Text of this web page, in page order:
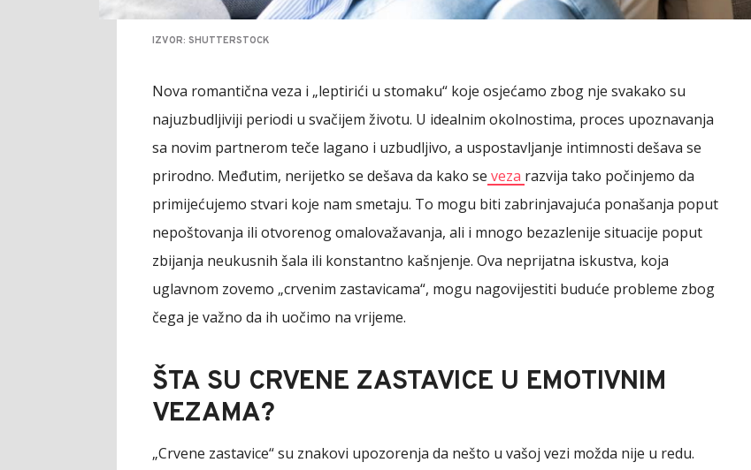
IZVOR: SHUTTERSTOCK
Nova romantična veza i „leptirići u stomaku“ koje osjećamo zbog nje svakako su
najuzbudljiviji periodi u svačijem životu. U idealnim okolnostima, proces upoznavanja
sa novim partnerom teče lagano i uzbudljivo, a uspostavljanje intimnosti dešava se
prirodno. Međutim, nerijetko se dešava da kako se veza razvija tako počinjemo da
primijećujemo stvari koje nam smetaju. To mogu biti zabrinjavajuća ponašanja poput
nepoštovanja ili otvorenog omalovažavanja, ali i mnogo bezazlenije situacije poput
zbijanja neukusnih šala ili konstantno kašnjenje. Ova neprijatna iskustva, koja
uglavnom zovemo „crvenim zastavicama“, mogu nagovijestiti buduće probleme zbog
čega je važno da ih uočimo na vrijeme.
ŠTA SU CRVENE ZASTAVICE U EMOTIVNIM
VEZAMA?
„Crvene zastavice“ su znakovi upozorenja da nešto u vašoj vezi možda nije u redu.